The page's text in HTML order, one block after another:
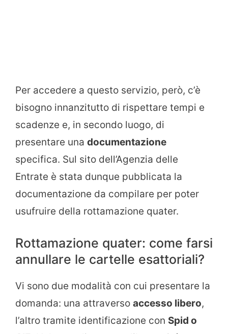
Per accedere a questo servizio, però, c’è
bisogno innanzitutto di rispettare tempi e
scadenze e, in secondo luogo, di
presentare una documentazione
specifica. Sul sito dell’Agenzia delle
Entrate è stata dunque pubblicata la
documentazione da compilare per poter
usufruire della rottamazione quater.
Rottamazione quater: come farsi
annullare le cartelle esattoriali?
Vi sono due modalità con cui presentare la
domanda: una attraverso accesso libero,
l’altro tramite identificazione con Spid o